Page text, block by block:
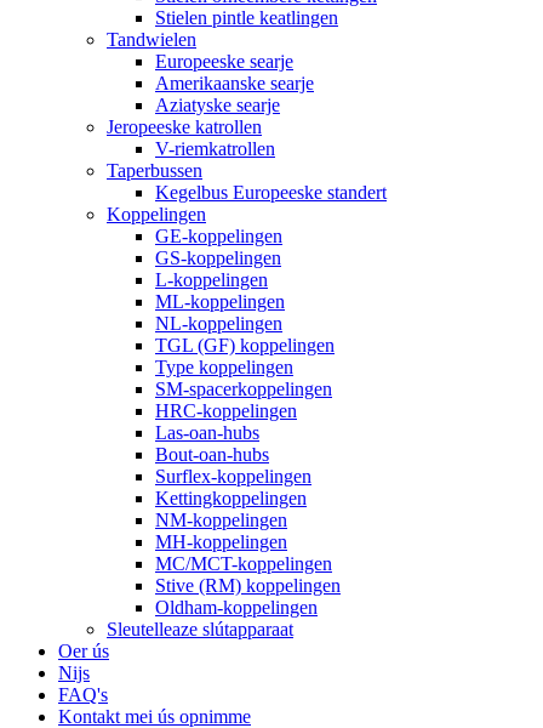
Stielen pintle keatlingen
Tandwielen
Europeeske searje
Amerikaanske searje
Aziatyske searje
Jeropeeske katrollen
V-riemkatrollen
Taperbussen
Kegelbus Europeeske standert
Koppelingen
GE-koppelingen
GS-koppelingen
L-koppelingen
ML-koppelingen
NL-koppelingen
TGL (GF) koppelingen
Type koppelingen
SM-spacerkoppelingen
HRC-koppelingen
Las-oan-hubs
Bout-oan-hubs
Surflex-koppelingen
Kettingkoppelingen
NM-koppelingen
MH-koppelingen
MC/MCT-koppelingen
Stive (RM) koppelingen
Oldham-koppelingen
Sleutelleaze slútapparaat
Oer ús
Nijs
FAQ's
Kontakt mei ús opnimme